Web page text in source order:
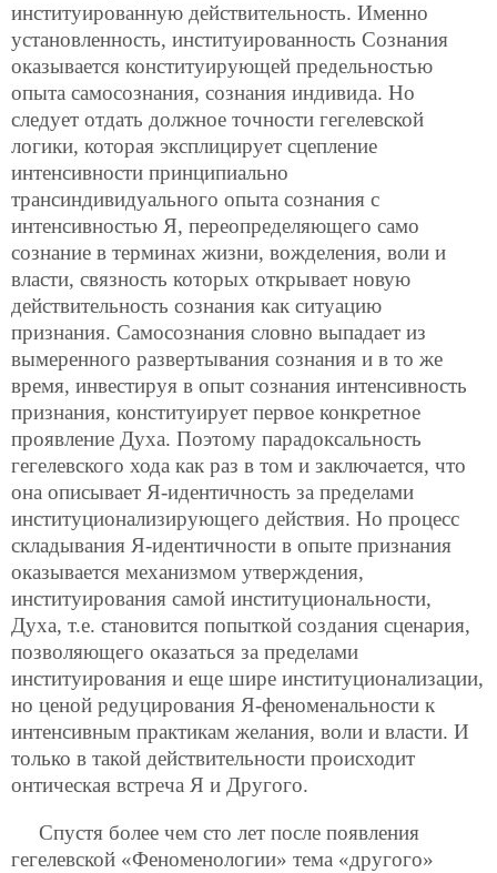
институированную действительность. Именно
установленность, институированность Сознания
оказывается конституирующей предельностью
опыта самосознания, сознания индивида. Но
следует отдать должное точности гегелевской
логики, которая эксплицирует сцепление
интенсивности принципиально
трансиндивидуального опыта сознания с
интенсивностью Я, переопределяющего само
сознание в терминах жизни, вожделения, воли и
власти, связность которых открывает новую
действительность сознания как ситуацию
признания. Самосознания словно выпадает из
вымеренного развертывания сознания и в то же
время, инвестируя в опыт сознания интенсивность
признания, конституирует первое конкретное
проявление Духа. Поэтому парадоксальность
гегелевского хода как раз в том и заключается, что
она описывает Я-идентичность за пределами
институционализирующего действия. Но процесс
складывания Я-идентичности в опыте признания
оказывается механизмом утверждения,
институирования самой институциональности,
Духа, т.е. становится попыткой создания сценария,
позволяющего оказаться за пределами
институирования и еще шире институционализации,
но ценой редуцирования Я-феноменальности к
интенсивным практикам желания, воли и власти. И
только в такой действительности происходит
онтическая встреча Я и Другого.
Спустя более чем сто лет после появления
гегелевской «Феноменологии» тема «другого»